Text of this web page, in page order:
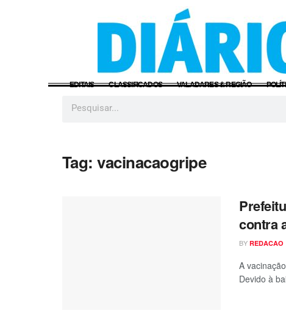
EDITAIS CLASSIFICADOS VALADARES & REGIÃO
Tag:vacinacaogripe
contra
BY REDACAO
A
Devido à